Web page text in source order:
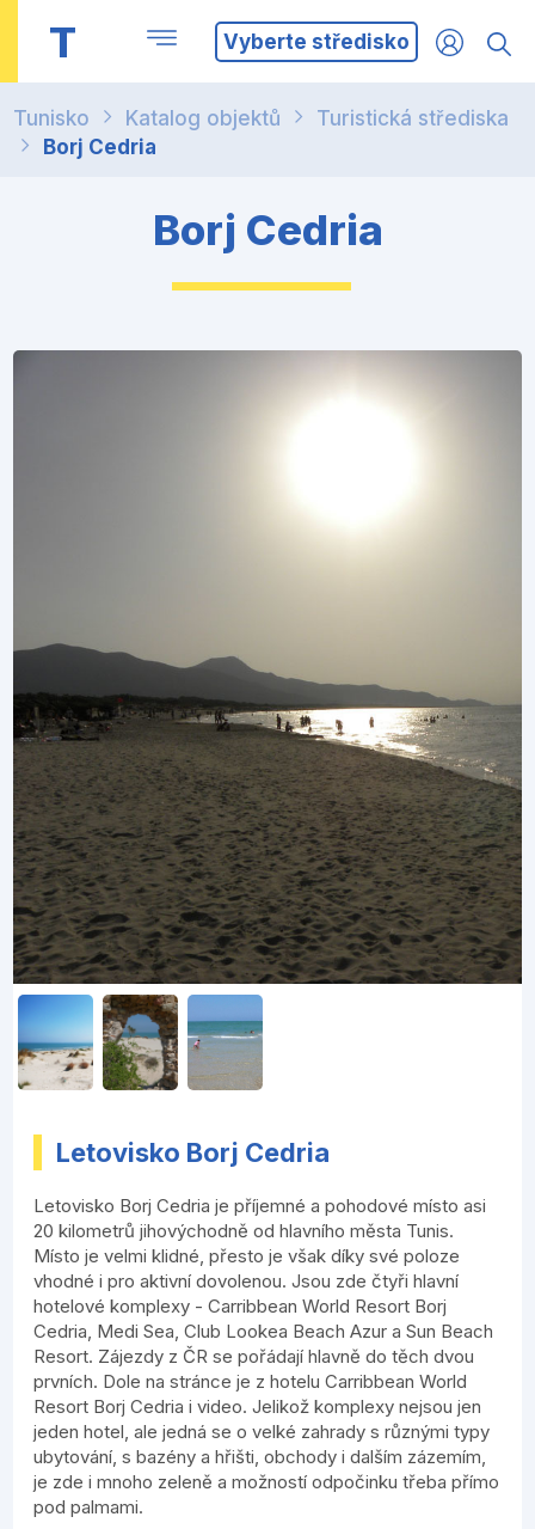
T Vyberte středisko
Tunisko Katalog objektů
Turistická střediska
Borj Cedria
Borj Cedria
Letovisko Borj Cedria
Letovisko Borj Cedria je příjemné a pohodové místo asi
20 kilometrů jihovýchodně od hlavního města Tunis.
Místo je velmi klidné, přesto je však díky své poloze
vhodné i pro aktivní dovolenou. Jsou zde čtyři hlavní
hotelové komplexy - Carribbean World Resort Borj
Cedria, Medi Sea, Club Lookea Beach Azur a Sun Beach
Resort. Zájezdy z ČR se pořádají hlavně do těch dvou
prvních. Dole na stránce je z hotelu Carribbean World
Resort Borj Cedria i video. Jelikož komplexy nejsou jen
jeden hotel, ale jedná se o velké zahrady s různými typy
ubytování, s bazény a hřišti, obchody i dalším zázemím,
je zde i mnoho zeleně a možností odpočinku třeba přímo
pod palmami.